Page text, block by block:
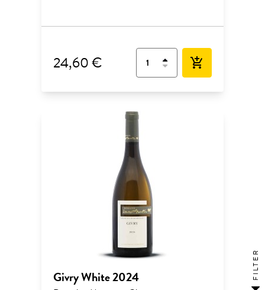
24,60 € add_shopping_cart
Givry White 2024 FILTER